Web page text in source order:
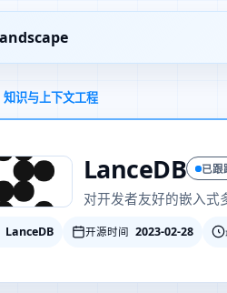
知识与上下文工程
LanceDB 已跟
对开发者友好的嵌入式
LanceDB 开源时间 2023-02-28